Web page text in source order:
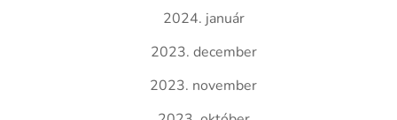
2024. január
2023. december
2023. november